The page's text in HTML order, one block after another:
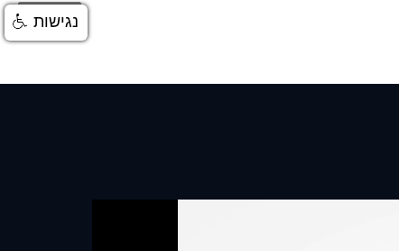
התחברות
נגישות